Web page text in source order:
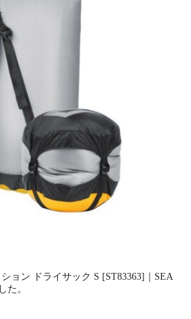
ョン ドライサック S [ST83363]｜SEA
た。